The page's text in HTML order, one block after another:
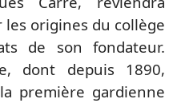
origines du collège
de son fondateur.
dont depuis 1890,
première gardienne